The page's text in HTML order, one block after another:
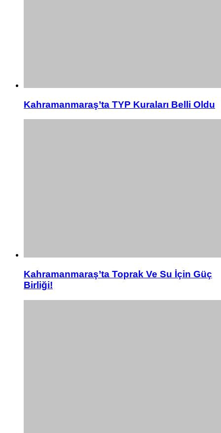
Kahramanmaraş’ta TYP Kuraları Belli Oldu
Kahramanmaraş’ta Toprak Ve Su İçin Güç
Birliği!